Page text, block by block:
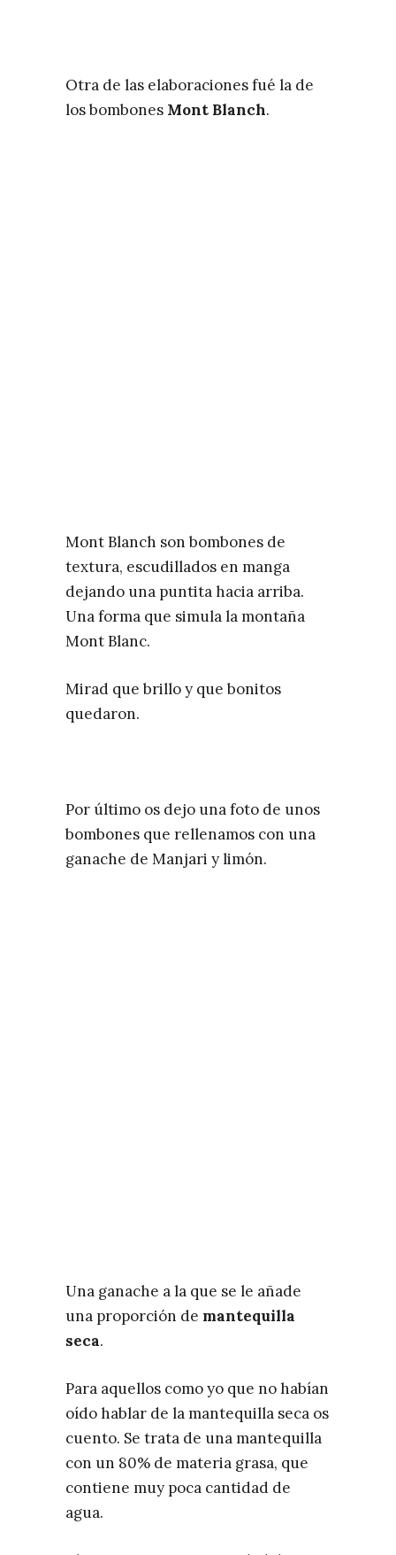
Otra de las elaboraciones fué la de
los bombones Mont Blanch.
Mont Blanch son bombones de
textura, escudillados en manga
dejando una puntita hacia arriba.
Una forma que simula la montaña
Mont Blanc.
Mirad que brillo y que bonitos
quedaron.
Por último os dejo una foto de unos
bombones que rellenamos con una
ganache de Manjari y limón.
Una ganache a la que se le añade
una proporción de mantequilla
seca.
Para aquellos como yo que no habían
oído hablar de la mantequilla seca os
cuento. Se trata de una mantequilla
con un 80% de materia grasa, que
contiene muy poca cantidad de
agua.